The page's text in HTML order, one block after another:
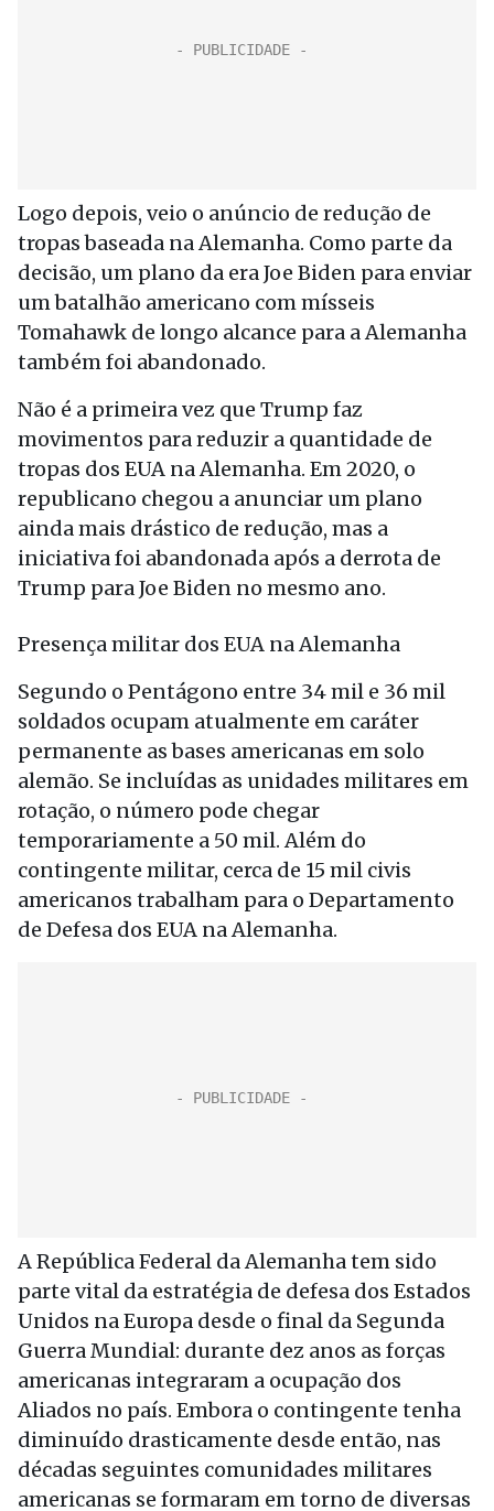
Logo depois, veio o anúncio de redução de
tropas baseada na Alemanha. Como parte da
decisão, um plano da era Joe Biden para enviar
um batalhão americano com mísseis
Tomahawk de longo alcance para a Alemanha
também foi abandonado.
Não é a primeira vez que Trump faz
movimentos para reduzir a quantidade de
tropas dos EUA na Alemanha. Em 2020, o
republicano chegou a anunciar um plano
ainda mais drástico de redução, mas a
iniciativa foi abandonada após a derrota de
Trump para Joe Biden no mesmo ano.
Presença militar dos EUA na Alemanha
Segundo o Pentágono entre 34 mil e 36 mil
soldados ocupam atualmente em caráter
permanente as bases americanas em solo
alemão. Se incluídas as unidades militares em
rotação, o número pode chegar
temporariamente a 50 mil. Além do
contingente militar, cerca de 15 mil civis
americanos trabalham para o Departamento
de Defesa dos EUA na Alemanha.
A República Federal da Alemanha tem sido
parte vital da estratégia de defesa dos Estados
Unidos na Europa desde o final da Segunda
Guerra Mundial: durante dez anos as forças
americanas integraram a ocupação dos
Aliados no país. Embora o contingente tenha
diminuído drasticamente desde então, nas
décadas seguintes comunidades militares
americanas se formaram em torno de diversas